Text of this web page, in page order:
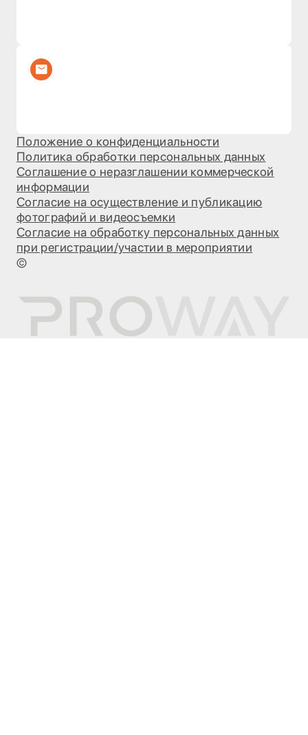
Положение о конфиденциальности
Политика обработки персональных данных
Соглашение о неразглашении коммерческой
информации
Согласие на осуществление и публикацию
фотографий и видеосъемки
Согласие на обработку персональных данных
при регистрации/участии в мероприятии
©